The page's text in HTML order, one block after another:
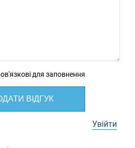
для заповнення
ВІДГУК
Увійти